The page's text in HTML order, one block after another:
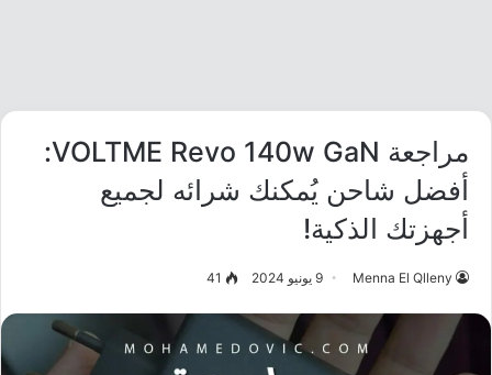
مراجعة VOLTME Revo 140w GaN:
أفضل شاحن يُمكنك شرائه لجميع
أجهزتك الذكية!
Menna El Qlleny 9 يونيو 2024 41